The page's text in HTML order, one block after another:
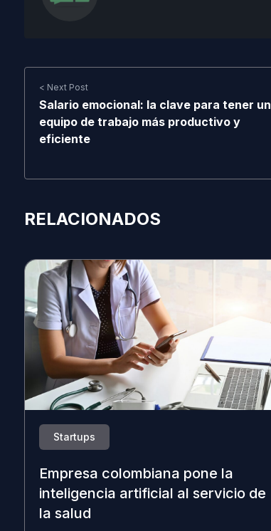
< Next Post
Salario emocional: la clave para tener un
equipo de trabajo más productivo y
eficiente
RELACIONADOS
Startups
Empresa colombiana pone la
inteligencia artificial al servicio de
la salud